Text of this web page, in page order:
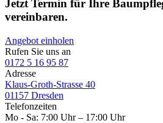
Jetzt Termin für Ihre
vereinbaren.
Angebot einholen
Rufen Sie uns an
0172 5 16 95 87
Adresse
Klaus-Groth-Strasse 40
01157 Dresden
Telefonzeiten
Mo - Sa: 7:00 Uhr – 17:00 Uhr